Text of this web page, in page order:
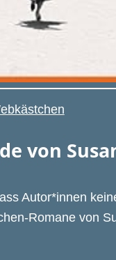
von
Autor*innen
Romane von